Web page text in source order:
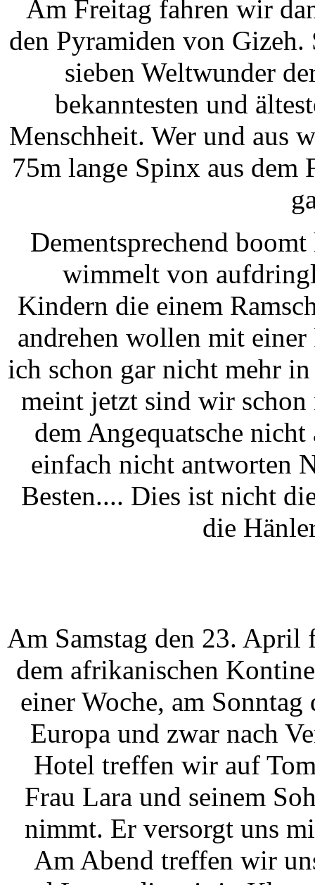
Am Freitag fahren wir
den Pyramiden von Gizeh.
sieben Weltwunder
bekanntesten und
Menschheit. Wer und aus
75m lange Spinx aus dem
Dementsprechend
wimmelt von
Kindern die einem
andrehen wollen mit einer
ich schon gar nicht mehr
meint jetzt sind wir
dem Angequatsche
einfach nicht antworten
Besten.... Dies ist nicht
die
Am Samstag den 23.
dem afrikanischen
einer Woche, am
Europa und zwar nach
Hotel treffen wir auf
Frau Lara und seinem
nimmt. Er versorgt uns
Am Abend treffen wir